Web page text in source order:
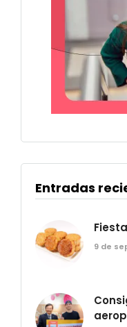
Entradas
9 de